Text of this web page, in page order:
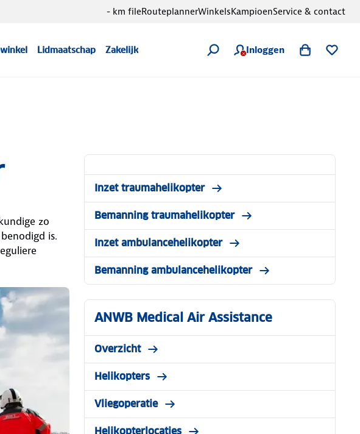
Lidmaatschap Zakelijk Inloggen
- km fileRouteplannerWinkelsKampioenService & contact
zo
is.
Inzet traumahelikopter
Bemanning traumahelikopter
Inzet ambulancehelikopter
Bemanning ambulancehelikopter
ANWB Medical Air Assistance
Overzicht
Helikopters
Vliegoperatie
Helikopterlocaties